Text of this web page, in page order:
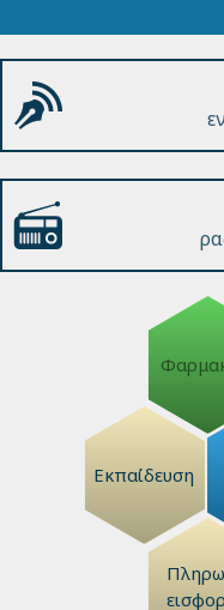
Εκπαίδευση